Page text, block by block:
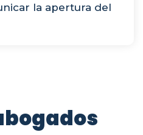
la apertura del